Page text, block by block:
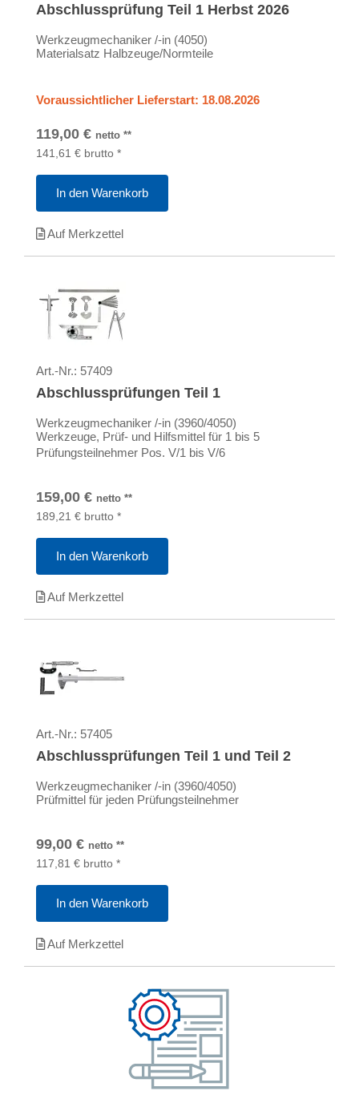
Abschlussprüfung Teil 1 Herbst 2026
Werkzeugmechaniker /-in (4050)
Materialsatz Halbzeuge/Normteile
Voraussichtlicher Lieferstart: 18.08.2026
119,00 € netto **
141,61 € brutto *
In den Warenkorb
Auf Merkzettel
Art.-Nr.: 57409
Abschlussprüfungen Teil 1
Werkzeugmechaniker /-in (3960/4050)
Werkzeuge, Prüf- und Hilfsmittel für 1 bis 5
Prüfungsteilnehmer Pos. V/1 bis V/6
159,00 € netto **
189,21 € brutto *
In den Warenkorb
Auf Merkzettel
Art.-Nr.: 57405
Abschlussprüfungen Teil 1 und Teil 2
Werkzeugmechaniker /-in (3960/4050)
Prüfmittel für jeden Prüfungsteilnehmer
99,00 € netto **
117,81 € brutto *
In den Warenkorb
Auf Merkzettel